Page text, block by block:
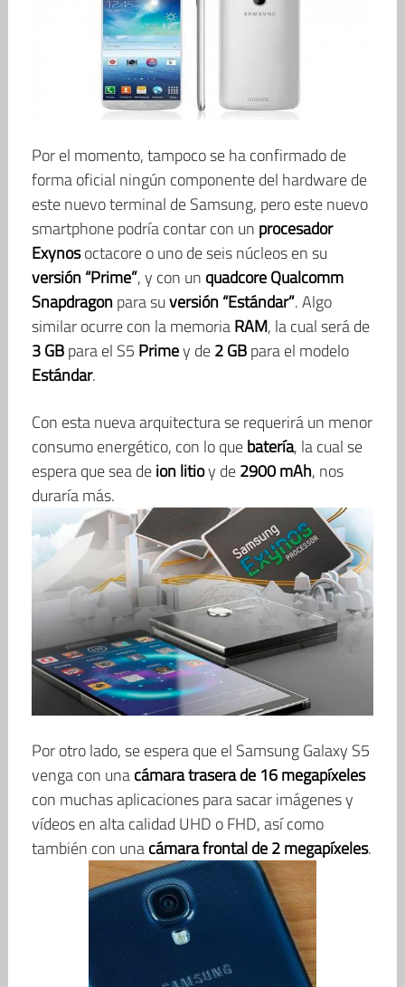
Por el momento, tampoco se ha confirmado de
forma oficial ningún componente del hardware de
este nuevo terminal de Samsung, pero este nuevo
smartphone podría contar con un procesador
Exynosoctacore o uno de seis núcleos en su
versión “Prime”, y con un quadcore Qualcomm
Snapdragonpara suversión “Estándar”. Algo
similar ocurre con la memoriaRAM, la cual será de
3 GBpara el S5 Primey de2 GBpara el modelo
Estándar.
Con esta nueva arquitectura se requerirá un menor
consumo energético, con lo quebatería, la cual se
espera que sea deion litioy de2900 mAh, nos
duraría más.
Por otro lado, se espera que el Samsung Galaxy S5
venga con unacámara trasera de 16 megapíxeles
con muchas aplicaciones para sacar imágenes y
vídeos en alta calidad UHD o FHD, así como
también con unacámara frontal de 2 megapíxeles.